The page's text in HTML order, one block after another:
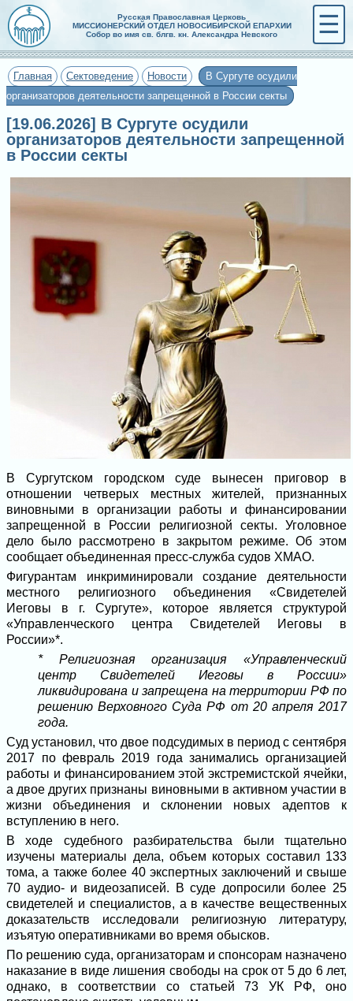
Русская Православная Церковь
МИССИОНЕРСКИЙ ОТДЕЛ НОВОСИБИРСКОЙ ЕПАРХИИ
Собор во имя св. блгв. кн. Александра Невского
☰
Главная Сектоведение Новости
В Сургуте осудили
организаторов деятельности запрещенной в России секты
[19.06.2026] В Сургуте осудили
организаторов деятельности запрещенной
в России секты
В Сургутском городском суде вынесен приговор в
отношении четверых местных жителей, признанных
виновными в организации работы и финансировании
запрещенной в России религиозной секты. Уголовное
дело было рассмотрено в закрытом режиме. Об этом
сообщает объединенная пресс-служба судов ХМАО.
Фигурантам инкриминировали создание деятельности
местного религиозного объединения «Свидетелей
Иеговы в г. Сургуте», которое является структурой
«Управленческого центра Свидетелей Иеговы в
России»*.
* Религиозная организация «Управленческий
центр Свидетелей Иеговы в России»
ликвидирована и запрещена на территории РФ по
решению Верховного Суда РФ от 20 апреля 2017
года.
Суд установил, что двое подсудимых в период с сентября
2017 по февраль 2019 года занимались организацией
работы и финансированием этой экстремистской ячейки,
а двое других признаны виновными в активном участии в
жизни объединения и склонении новых адептов к
вступлению в него.
В ходе судебного разбирательства были тщательно
изучены материалы дела, объем которых составил 133
тома, а также более 40 экспертных заключений и свыше
70 аудио- и видеозаписей. В суде допросили более 25
свидетелей и специалистов, а в качестве вещественных
доказательств исследовали религиозную литературу,
изъятую оперативниками во время обысков.
По решению суда, организаторам и спонсорам назначено
наказание в виде лишения свободы на срок от 5 до 6 лет,
однако, в соответствии со статьей 73 УК РФ, оно